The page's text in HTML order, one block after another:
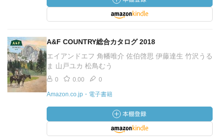
A&F COUNTRY総合カタログ 2018
エイアンドエフ 角幡唯介 佐伯啓思 伊藤達生 竹沢うる
ま 山戸ユカ 松鳥むう
0 0.00 0
Amazon.co.jp・電子書籍